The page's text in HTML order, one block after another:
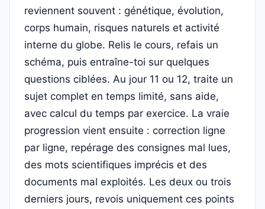
reviennent souvent : génétique, évolution,
corps humain, risques naturels et activité
interne du globe. Relis le cours, refais un
schéma, puis entraîne-toi sur quelques
questions ciblées. Au jour 11 ou 12, traite un
sujet complet en temps limité, sans aide,
avec calcul du temps par exercice. La vraie
progression vient ensuite : correction ligne
par ligne, repérage des consignes mal lues,
des mots scientifiques imprécis et des
documents mal exploités. Les deux ou trois
derniers jours, revois uniquement ces points